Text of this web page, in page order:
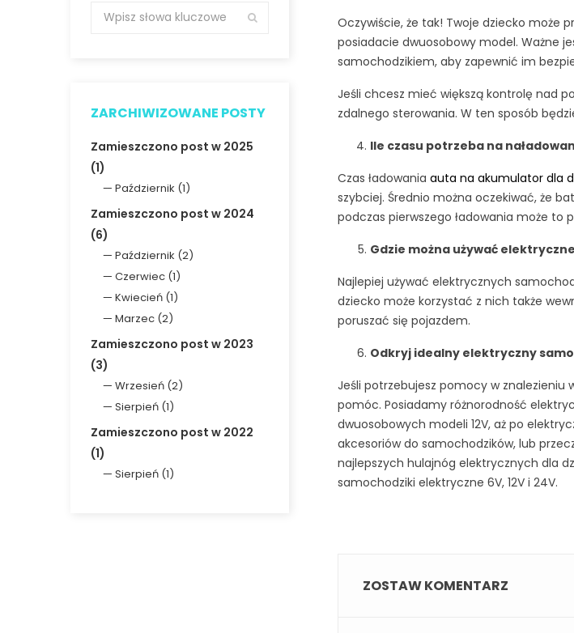
ZARCHIWIZOWANE POSTY
Zamieszczono post w 2025
(1)
Październik (1)
Zamieszczono post w 2024
(6)
Październik (2)
Czerwiec (1)
Kwiecień (1)
Marzec (2)
Zamieszczono post w 2023
(3)
Wrzesień (2)
Sierpień (1)
Zamieszczono post w 2022
(1)
Sierpień (1)
Oczywiście, że tak! Twoje dziecko może
posiadacie dwuosobowy model. Ważne
samochodzikiem, aby zapewnić im
Jeśli chcesz mieć większą kontrolę nad
zdalnego sterowania. W ten sposób
Ile czasu potrzeba na
Czas ładowania auta na akumulator dla
szybciej. Średnio można oczekiwać, że
podczas pierwszego ładowania może to
Gdzie można używać
Najlepiej używać elektrycznych
dziecko może korzystać z nich także
poruszać się pojazdem.
Odkryj idealny elektryczny
Jeśli potrzebujesz pomocy w
pomóc. Posiadamy różnorodność
dwuosobowych modeli 12V, aż po
akcesoriów do samochodzików, lub
najlepszych hulajnóg elektrycznych dla
samochodziki elektryczne 6V, 12V i 24V.
ZOSTAW KOMENTARZ